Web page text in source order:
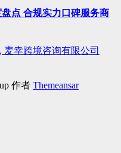
点 合规实力口碑服务商
幸跨境咨询有限公司
作者 Themeansar